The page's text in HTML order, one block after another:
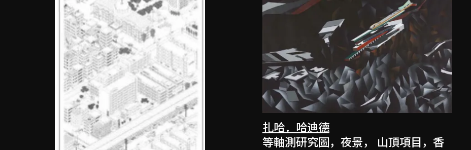
扎哈．哈迪德
等軸測研究圖，夜景， 山頂項目，香